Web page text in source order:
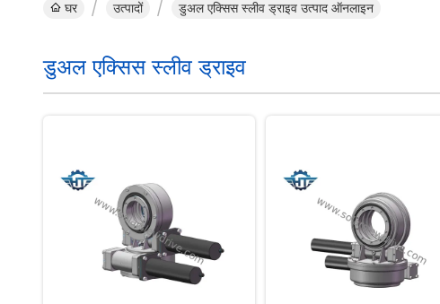
घर उत्पादों डुअल एक्सिस स्लीव ड्राइव उत्पाद ऑनलाइन
डुअल एक्सिस स्लीव ड्राइव